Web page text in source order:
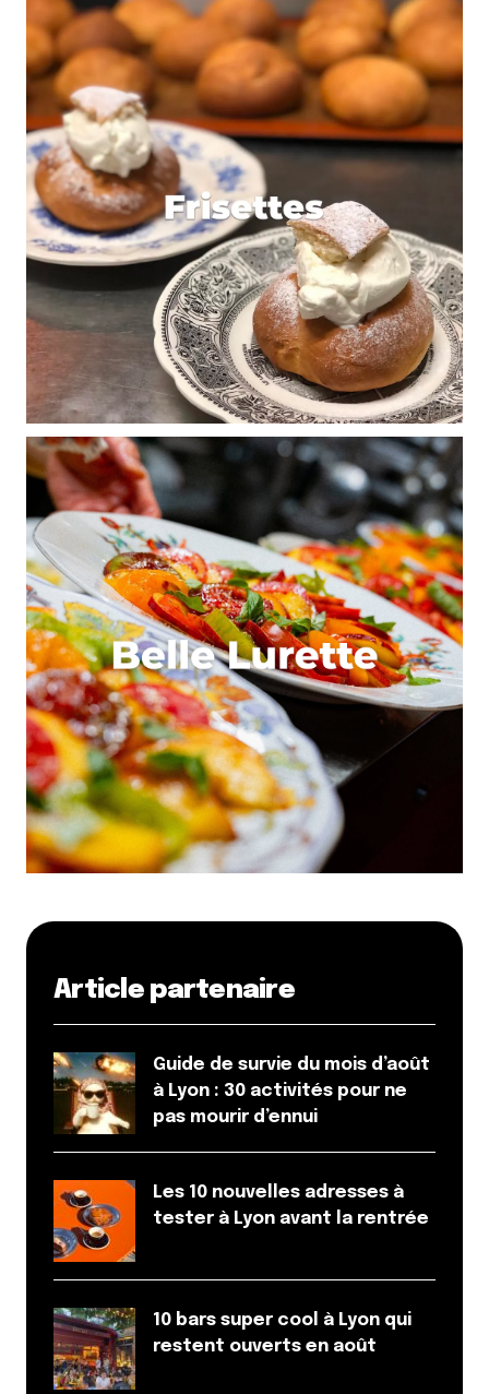
Article partenaire
Guide de survie du mois d’août
à Lyon : 30 activités pour ne
pas mourir d’ennui
Les 10 nouvelles adresses à
tester à Lyon avant la rentrée
10 bars super cool à Lyon qui
restent ouverts en août